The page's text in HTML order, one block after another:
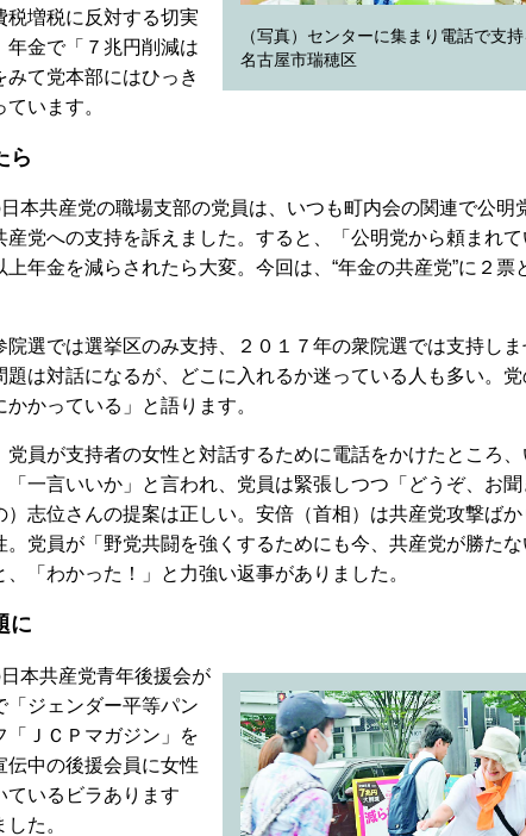
（写真）センターに集まり電話で支
名古屋市瑞穂区
税増税に反対する切実
年金で「７兆円削減は
て党本部にはひっき
います。
ら
共産党の職場支部の党員は、いつも町内会の関連で公明
産党への支持を訴えました。すると、「公明党から頼まれ
年金を減らされたら大変。今回は、“年金の共産党”に２票
選では選挙区のみ支持、２０１７年の衆院選では支持し
題は対話になるが、どこに入れるか迷っている人も多い。
かっている」と語ります。
員が支持者の女性と対話するために電話をかけたところ
「一言いいか」と言われ、党員は緊張しつつ「どうぞ、お
）志位さんの提案は正しい。安倍（首相）は共産党攻撃ば
。党員が「野党共闘を強くするためにも今、共産党が勝た
、「わかった！」と力強い返事がありました。
に
本共産党青年後援会が
「ジェンダー平等パン
「ＪＣＰマガジン」を
伝中の後援会員に女性
ているビラあります
た。